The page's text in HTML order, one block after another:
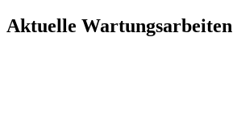
Aktuelle Wartungsarbeiten